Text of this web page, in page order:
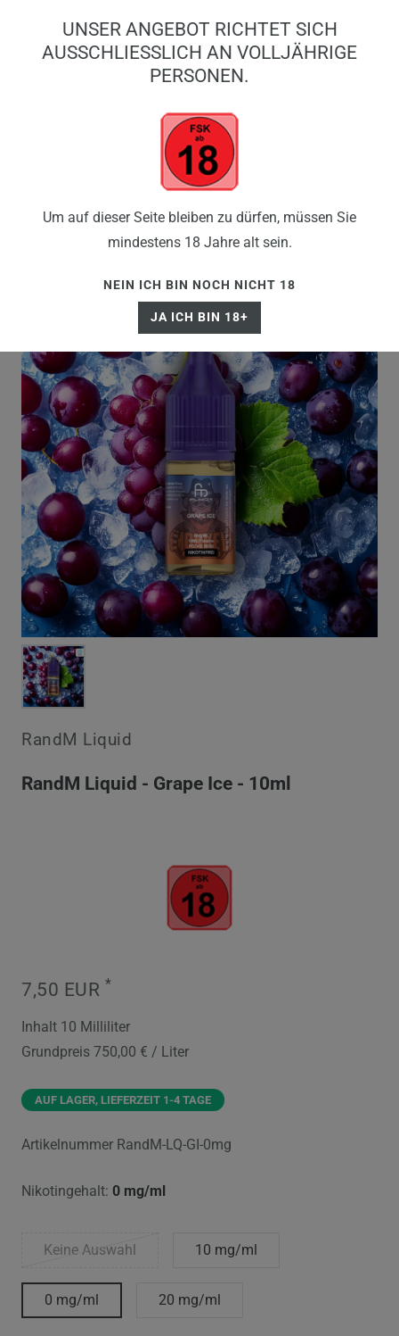
0
0,00 EUR
RandM Liquid
RandM Liquid - Grape Ice - 10ml
7,50 EUR *
Inhalt 10 Milliliter
Grundpreis 750,00 € / Liter
AUF LAGER, LIEFERZEIT 1-4 TAGE
Artikelnummer RandM-LQ-GI-0mg
Nikotingehalt: 0 mg/ml
Keine Auswahl 10 mg/ml
0 mg/ml 20 mg/ml
UNSER ANGEBOT RICHTET SICH
AUSSCHLIESSLICH AN VOLLJÄHRIGE P
ERSONEN.
Um auf dieser Seite bleiben zu dürfen, müssen Sie
mindestens 18 Jahre alt sein.
NEIN ICH BIN NOCH NICHT 18
JA ICH BIN 18+